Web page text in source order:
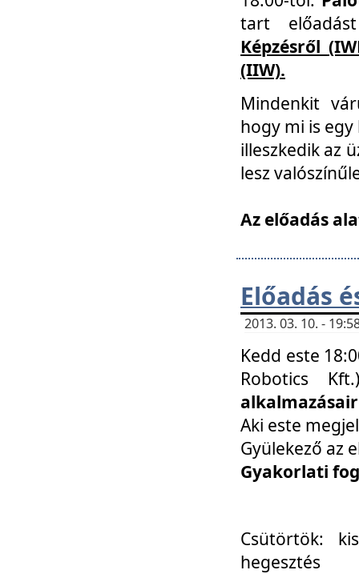
tart
Képzésről
(IIW).
Mindenkit
hogy mi is
illeszkedik az
lesz
Az előadás
Előadás
2013. 03. 10. -
Kedd este
Robotics
Aki este
Gyülekező az
Gyakorlati
Csütörtök:
hegesztés